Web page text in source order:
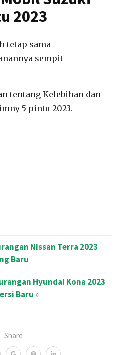
Share
2023
tetap sama
sempit
tentang Kelebihan dan
5 pintu 2023.
Nissan Terra 2023
Baru
Hyundai Kona 2023
Baru »